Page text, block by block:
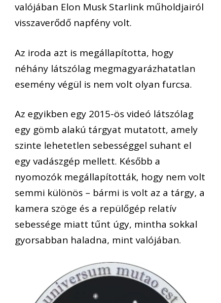
valójában Elon Musk Starlink műholdjairól
visszaverődő napfény volt.
Az iroda azt is megállapította, hogy
néhány látszólag megmagyarázhatatlan
esemény végül is nem volt olyan furcsa.
Az egyikben egy 2015-ös videó látszólag
egy gömb alakú tárgyat mutatott, amely
szinte lehetetlen sebességgel suhant el
egy vadászgép mellett. Később a
nyomozók megállapították, hogy nem volt
semmi különös – bármi is volt az a tárgy, a
kamera szöge és a repülőgép relatív
sebessége miatt tűnt úgy, mintha sokkal
gyorsabban haladna, mint valójában.